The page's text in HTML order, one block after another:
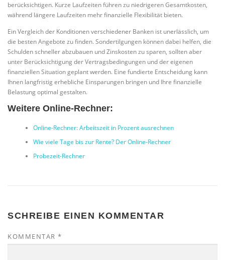
berücksichtigen. Kurze Laufzeiten führen zu niedrigeren Gesamtkosten,
während längere Laufzeiten mehr finanzielle Flexibilität bieten.
Ein Vergleich der Konditionen verschiedener Banken ist unerlässlich, um
die besten Angebote zu finden. Sondertilgungen können dabei helfen, die
Schulden schneller abzubauen und Zinskosten zu sparen, sollten aber
unter Berücksichtigung der Vertragsbedingungen und der eigenen
finanziellen Situation geplant werden. Eine fundierte Entscheidung kann
Ihnen langfristig erhebliche Einsparungen bringen und Ihre finanzielle
Belastung optimal gestalten.
Weitere Online-Rechner:
Online-Rechner: Arbeitszeit in Prozent ausrechnen
Wie viele Tage bis zur Rente? Der Online-Rechner
Probezeit-Rechner
SCHREIBE EINEN KOMMENTAR
KOMMENTAR *